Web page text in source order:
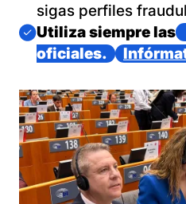
sigas perfiles
Imagen
Utiliza siempre las
oficiales.